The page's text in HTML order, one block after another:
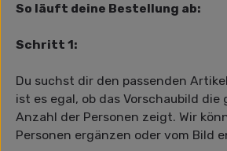
So läuft deine Bestellung ab:
Schritt 1:
Du suchst dir den passenden
ist es egal, ob das Vorschaubild
Anzahl der Personen zeigt. Wir
Personen ergänzen oder vom Bild